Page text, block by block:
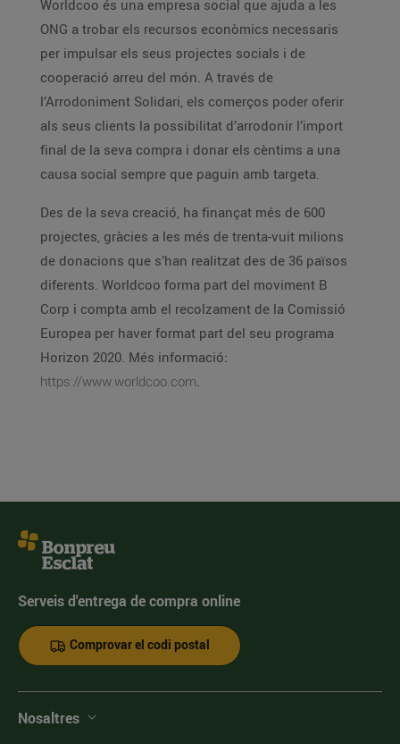
Worldcoo és una empresa social que ajuda a les
ONG a trobar els recursos econòmics necessaris
per impulsar els seus projectes socials i de
cooperació arreu del món. A través de
l’Arrodoniment Solidari, els comerços poder oferir
als seus clients la possibilitat d’arrodonir l’import
final de la seva compra i donar els cèntims a una
causa social sempre que paguin amb targeta.
Des de la seva creació, ha finançat més de 600
projectes, gràcies a les més de trenta-vuit milions
de donacions que s’han realitzat des de 36 països
diferents. Worldcoo forma part del moviment B
Corp i compta amb el recolzament de la Comissió
Europea per haver format part del seu programa
Horizon 2020. Més informació:
https://www.worldcoo.com.
Serveis d'entrega de compra online
Comprovar el codi postal
Nosaltres